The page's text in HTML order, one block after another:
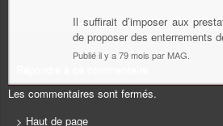
Il suffirait d’imposer aux
de proposer des enterrements
Publié il y a 79 mois par MAG.
Les commentaires sont fermés.
> Haut de page